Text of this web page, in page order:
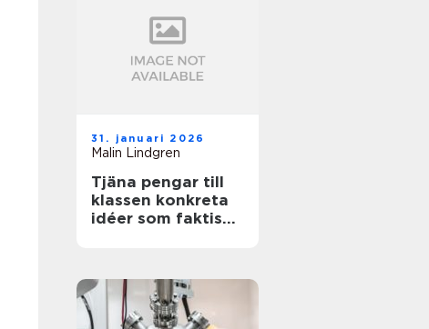
31. januari 2026
Malin Lindgren
Tjäna pengar till
klassen konkreta
idéer som faktiskt